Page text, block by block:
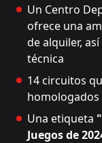
Un Centro
ofrece una
de alquiler,
técnica
14 circuitos
homologados
Una etiqueta
Juegos de